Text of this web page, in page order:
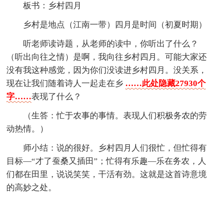
板书：乡村四月
乡村是地点（江南一带）四月是时间（初夏时期）
听老师读诗题，从老师的读中，你听出了什么？
（听出向往之情）是啊，我向往乡村四月。可能大家还
没有我这种感觉，因为你们没读进乡村四月。没关系，
现在让我们随着诗人一起走在乡 ……此处隐藏27930个
字……表现了什么？
（生答：忙于农事的事情。表现人们积极务农的劳
动热情。）
师小结：说的很好。乡村四月人们很忙，但忙得有
目标—“才了蚕桑又插田”；忙得有乐趣—乐在务农，人
们都在田里，说说笑笑，干活有劲。这就是这首诗意境
的高妙之处。